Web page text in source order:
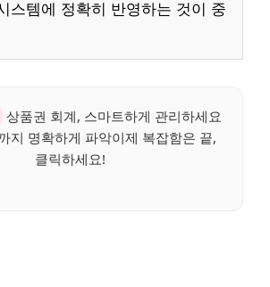
스템에 정확히 반영하는 것이 중
상품권 회계, 스마트하게 관리하세요
지 명확하게 파악이제 복잡함은 끝,
클릭하세요!